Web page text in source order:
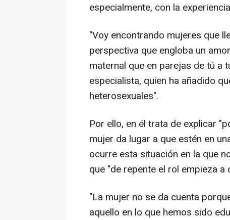
especialmente, con la
"Voy encontrando mujeres que
perspectiva que engloba un
maternal que en parejas de tú a
especialista, quien ha añadido
heterosexuales".
Por ello, en él trata de explicar
mujer da lugar a que estén en
ocurre esta situación en la que
que "de repente el rol empieza
"La mujer no se da cuenta
aquello en lo que hemos sido